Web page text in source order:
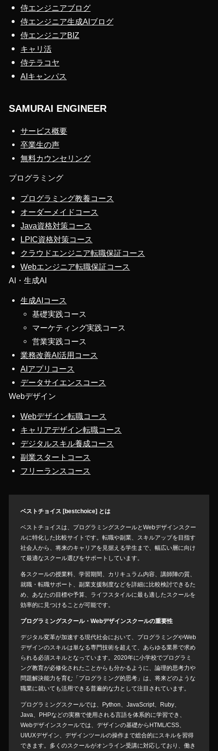
侍エンジニアブログ
侍エンジニア生成AIブログ
侍エンジニアBIZ
キャリ活
侍テラコヤ
AIキャンパス
SAMURAI ENGINEER
サービス概要
卒業生の声
無料カウンセリング
プログラミング
プログラミング教養コース
オーダーメイドコース
Java資格対策コース
LPIC資格対策コース
クラウドエンジニア転職保証コース
Webエンジニア転職保証コース
AI・生成AI
生成AIコース
基礎実践コース
マーケティング実践コース
営業実践コース
業務改善AI活用コース
AIアプリコース
データサイエンスコース
Webデザイン
Webデザイン転職コース
キャリアデザイン転職コース
デジタルスキル養成コース
副業スタートコース
フリーランスコース
ベストチョイス [bestchoice] とは
ベストチョイスは、プログラミングスクールとWebデザインスクー
ルに特化した比較サイトです。転職や副業、スキルアップを目指す
社会人から、将来のキャリアを見据える学生まで、幅広い層に向け
て最適なスクール選びをサポートしています。
各スクールの授業料、学習期間、カリキュラム内容、講師陣の質、
就職・転職サポート、副業支援制度などを詳細に比較検討できるた
め、あなたの目標や予算、ライフスタイルに最も適したスクールを
効率的に見つけることが可能です。
プログラミングスクール・Webデザインスクールの重要性
デジタル変革が加速する現代社会において、プログラミングやWeb
デザインのスキルは単なる専門技術を超えて、あらゆる業界で求め
られる必須スキルとなっています。2020年に小学校でプログラミ
ング教育が必修化されたことからも分かるように、論理的思考力や
問題解決能力を育む「プログラミング的思考」は、将来どのような
職業に就いても活用できる普遍的な力として注目されています。
プログラミングスクールでは、Python、JavaScript、Ruby、
Java、PHPなどの実務で使用される言語を体系的に学習でき、
Webデザインスクールでは、デザインの基礎からHTML/CSS、
UI/UXデザイン、デザインツールの操作まで総合的にスキルを習得
できます。多くのスクールがオンライン受講に対応しており、働き